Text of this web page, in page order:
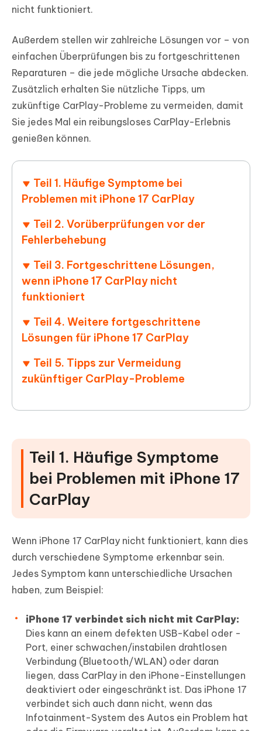
nicht funktioniert.
Außerdem stellen wir zahlreiche Lösungen vor – von
einfachen Überprüfungen bis zu fortgeschrittenen
Reparaturen – die jede mögliche Ursache abdecken.
Zusätzlich erhalten Sie nützliche Tipps, um
zukünftige CarPlay-Probleme zu vermeiden, damit
Sie jedes Mal ein reibungsloses CarPlay-Erlebnis
genießen können.
Teil 1. Häufige Symptome bei
Problemen mit iPhone 17 CarPlay
Teil 2. Vorüberprüfungen vor der
Fehlerbehebung
Teil 3. Fortgeschrittene Lösungen,
wenn iPhone 17 CarPlay nicht
funktioniert
Teil 4. Weitere fortgeschrittene
Lösungen für iPhone 17 CarPlay
Teil 5. Tipps zur Vermeidung
zukünftiger CarPlay-Probleme
Teil 1. Häufige Symptome
bei Problemen mit iPhone 17
CarPlay
Wenn iPhone 17 CarPlay nicht funktioniert, kann dies
durch verschiedene Symptome erkennbar sein.
Jedes Symptom kann unterschiedliche Ursachen
haben, zum Beispiel:
iPhone 17 verbindet sich nicht mit CarPlay:
Dies kann an einem defekten USB-Kabel oder -
Port, einer schwachen/instabilen drahtlosen
Verbindung (Bluetooth/WLAN) oder daran
liegen, dass CarPlay in den iPhone-Einstellungen
deaktiviert oder eingeschränkt ist. Das iPhone 17
verbindet sich auch dann nicht, wenn das
Infotainment-System des Autos ein Problem hat